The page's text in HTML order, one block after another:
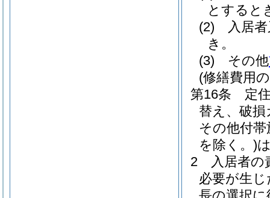
とすると
(2)
入居
き。
(3)
その他
(修繕費用
第16条
定
替え、破
その他付
を除く。)
2
入居者
必要が生